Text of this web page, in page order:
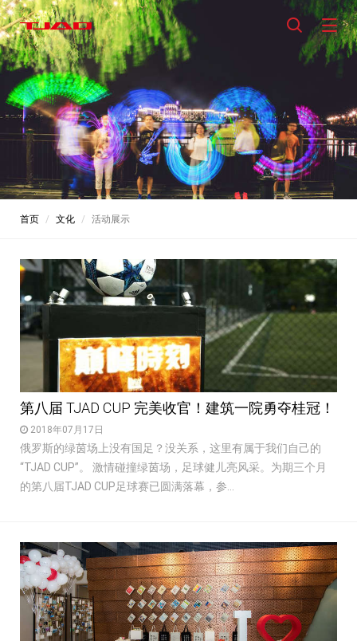
首页 文化 活动展示
第八届 TJAD CUP 完美收官！建筑一院勇夺桂冠！
2018年07月17日
俄罗斯的绿茵场上没有国足？没关系，这里有属于我们自己的
“TJAD CUP”。 激情碰撞绿茵场，足球健儿亮风采。为期三个月
的第八届TJAD CUP足球赛已圆满落幕，参...